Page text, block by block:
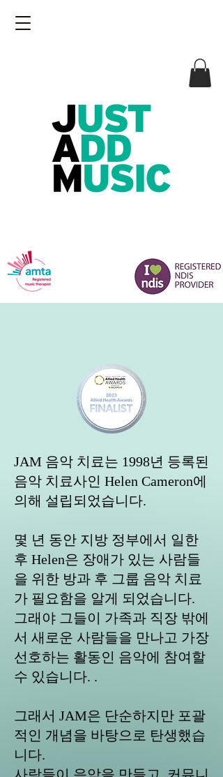
JAM 음악 치료는 1998년 등록된
음악 치료사인 Helen Cameron에
의해 설립되었습니다.
몇 년 동안 지방 정부에서 일한
후 Helen은 장애가 있는 사람들
을 위한 방과 후 그룹 음악 치료
가 필요함을 알게 되었습니다.
그래야 그들이 가족과 직장 밖에
서 새로운 사람들을 만나고 가장
선호하는 활동인 음악에 참여할
수 있습니다. .
그래서 JAM은 단순하지만 포괄
적인 개념을 바탕으로 탄생했습
니다.